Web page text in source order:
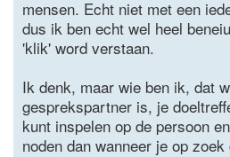
mensen. Echt niet met een
dus ik ben echt wel heel
'klik' word verstaan.
Ik denk, maar wie ben ik, dat
gesprekspartner is, je
kunt inspelen op de persoon
noden dan wanneer je op